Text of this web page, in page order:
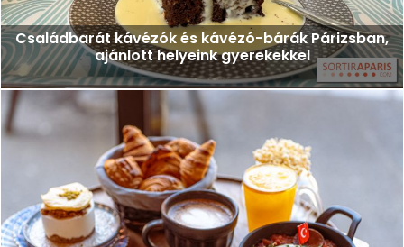
Családbarát kávézók és kávézó-bárák Párizsban,
ajánlott helyeink gyerekekkel